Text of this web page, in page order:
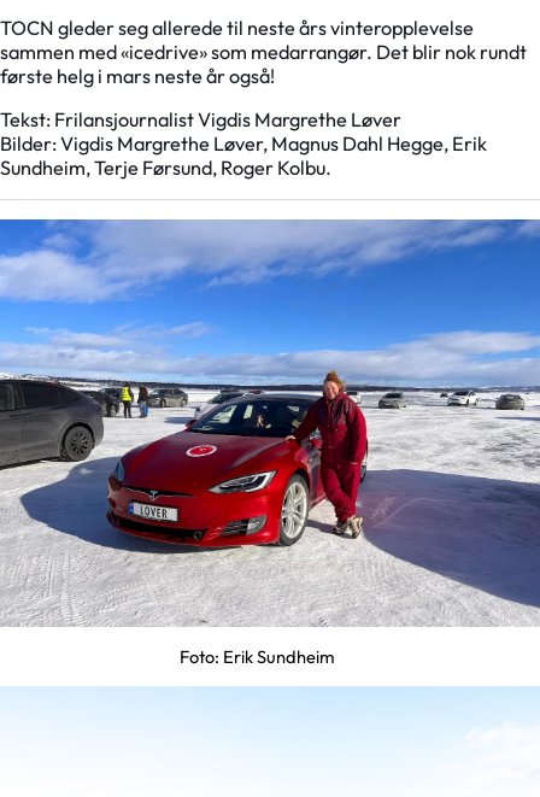
TOCN gleder seg allerede til neste års vinteropplevelse
sammen med «icedrive» som medarrangør. Det blir nok rundt
første helg i mars neste år også!
Tekst: Frilansjournalist Vigdis Margrethe Løver
Bilder: Vigdis Margrethe Løver, Magnus Dahl Hegge, Erik
Sundheim, Terje Førsund, Roger Kolbu.
Foto: Erik Sundheim